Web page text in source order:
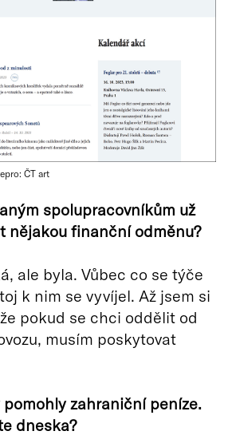
ČT art
spolupracovníkům už
nějakou finanční odměnu?
ale byla. Vůbec co se týče
k nim se vyvíjel. Až jsem si
pokud se chci oddělit od
musím poskytovat
zahraniční peníze.
dneska?